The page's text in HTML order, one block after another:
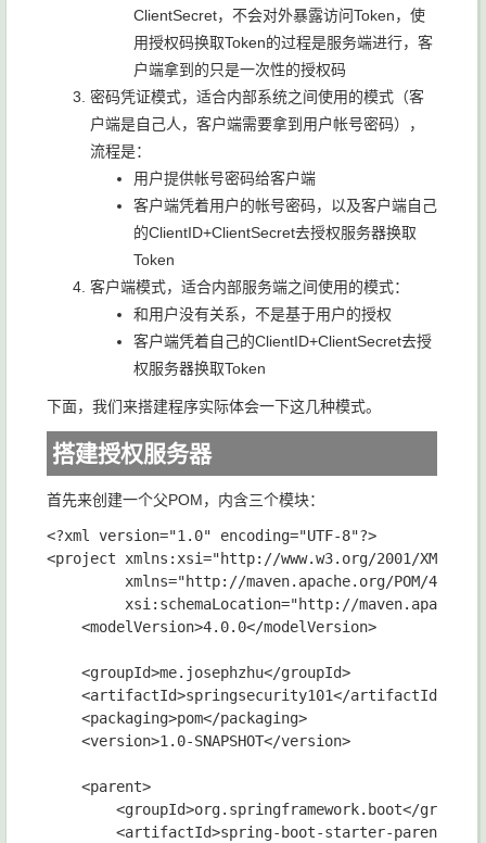
ClientSecret，不会对外暴露访问Token，使
用授权码换取Token的过程是服务端进行，客
户端拿到的只是一次性的授权码
密码凭证模式，适合内部系统之间使用的模式（客
户端是自己人，客户端需要拿到用户帐号密码），
流程是：
用户提供帐号密码给客户端
客户端凭着用户的帐号密码，以及客户端自己
的ClientID+ClientSecret去授权服务器换取
Token
客户端模式，适合内部服务端之间使用的模式：
和用户没有关系，不是基于用户的授权
客户端凭着自己的ClientID+ClientSecret去授
权服务器换取Token
下面，我们来搭建程序实际体会一下这几种模式。
搭建授权服务器
首先来创建一个父POM，内含三个模块：
<?xml version="1.0" encoding="UTF-8"?>
<project xmlns:xsi="http://www.w3.org/2001/
         xmlns="http://maven.apache.org/POM/4.0.0"
xsi:schemaLocation="http://
    <modelVersion>4.0.0</modelVersion>
    <groupId>me.josephzhu</groupId>
    <artifactId>springsecurity101</artifactId>
    <packaging>pom</packaging>
    <version>1.0-SNAPSHOT</version>
    <parent>
<groupId>org.springframework.boot</
<artifactId>spring-boot-starter-parent</